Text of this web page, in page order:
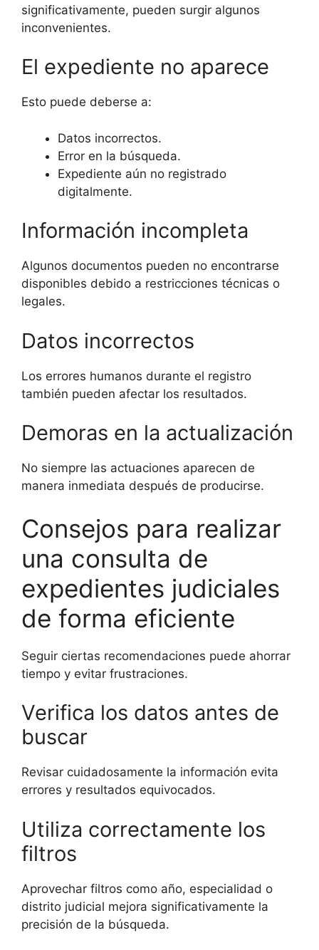
significativamente, pueden surgir algunos
inconvenientes.
El expediente no aparece
Esto puede deberse a:
Datos incorrectos.
Error en la búsqueda.
Expediente aún no registrado
digitalmente.
Información incompleta
Algunos documentos pueden no encontrarse
disponibles debido a restricciones técnicas o
legales.
Datos incorrectos
Los errores humanos durante el registro
también pueden afectar los resultados.
Demoras en la actualización
No siempre las actuaciones aparecen de
manera inmediata después de producirse.
Consejos para realizar
una consulta de
expedientes judiciales
de forma eficiente
Seguir ciertas recomendaciones puede ahorrar
tiempo y evitar frustraciones.
Verifica los datos antes de
buscar
Revisar cuidadosamente la información evita
errores y resultados equivocados.
Utiliza correctamente los
filtros
Aprovechar filtros como año, especialidad o
distrito judicial mejora significativamente la
precisión de la búsqueda.